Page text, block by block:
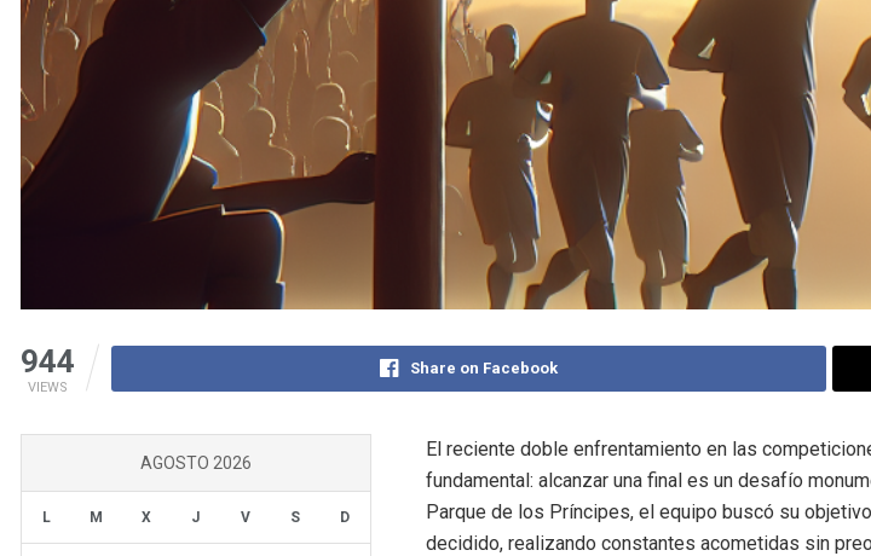
944
VIEWS
Share on Facebook
El reciente doble enfrentamiento en las
fundamental: alcanzar una final es un desafío
Parque de los Príncipes, el equipo buscó su
decidido, realizando constantes acometidas sin
AGOSTO 2026
L M X J V S D